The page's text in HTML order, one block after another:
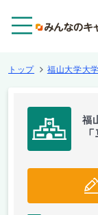
トップ 福山大学大
福